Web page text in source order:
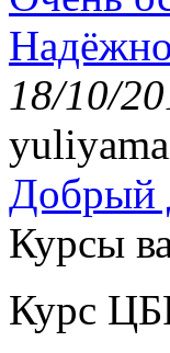
18/10/
Добрый
Курсы
Курс